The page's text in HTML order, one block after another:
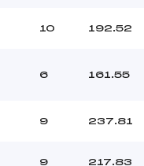
10 192.52
6 161.55
9 237.81
9 217.83